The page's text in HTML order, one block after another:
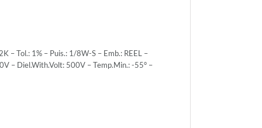
– Tol.: 1% – Puis.: 1/8W-S – Emb.: REEL –
– Diel.With.Volt: 500V – Temp.Min.: -55° –